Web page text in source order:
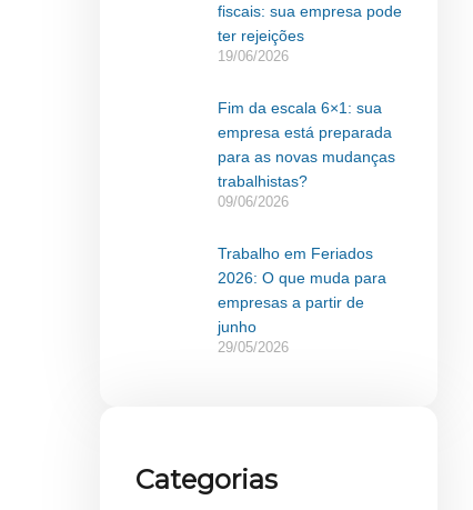
fiscais: sua empresa pode
ter rejeições
19/06/2026
Fim da escala 6×1: sua
empresa está preparada
para as novas mudanças
trabalhistas?
09/06/2026
Trabalho em Feriados
2026: O que muda para
empresas a partir de
junho
29/05/2026
Categorias